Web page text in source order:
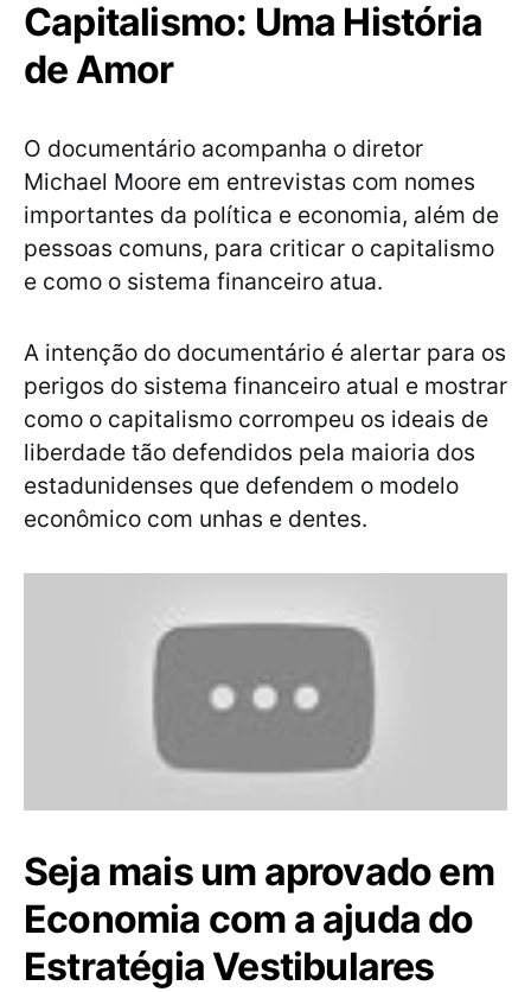
Capitalismo: Uma História
de Amor
O documentário acompanha o diretor
Michael Moore em entrevistas com nomes
importantes da política e economia, além de
pessoas comuns, para criticar o capitalismo
e como o sistema financeiro atua.
A intenção do documentário é alertar para os
perigos do sistema financeiro atual e mostrar
como o capitalismo corrompeu os ideais de
liberdade tão defendidos pela maioria dos
estadunidenses que defendem o modelo
econômico com unhas e dentes.
Seja mais um aprovado em
Economia com a ajuda do
Estratégia Vestibulares